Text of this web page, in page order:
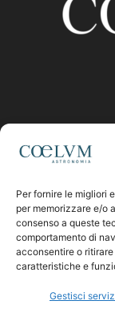
Per fornire le migliori
per memorizzare e/o
consenso a queste
comportamento di
acconsentire o
caratteristiche e
Gestisci